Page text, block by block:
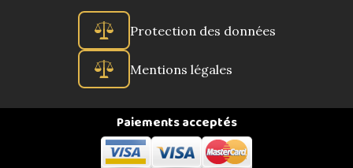
Protection des données
Mentions légales
Paiements acceptés